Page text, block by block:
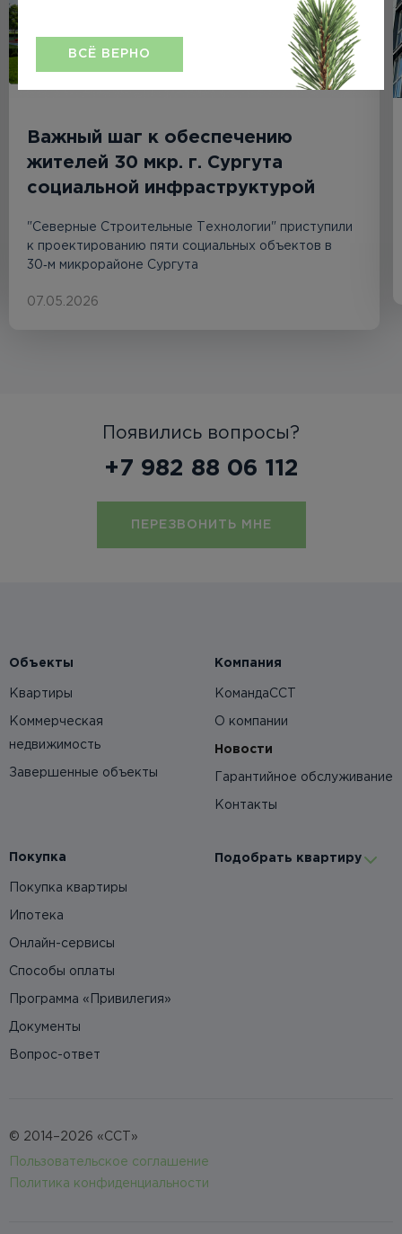
ВСЁ ВЕРНО
Важный шаг к обеспечению
жителей 30 мкр. г. Сургута
социальной инфраструктурой
"Северные Строительные Технологии" приступили
к проектированию пяти социальных объектов в
30‑м микрорайоне Сургута
07.05.2026
Появились вопросы?
+7 982 88 06 112
ПЕРЕЗВОНИТЬ МНЕ
Объекты
Квартиры
Коммерческая
недвижимость
Завершенные объекты
Компания
КомандаССТ
О компании
Новости
Гарантийное обслуживание
Контакты
Покупка
Покупка квартиры
Ипотека
Онлайн-сервисы
Способы оплаты
Программа «Привилегия»
Документы
Вопрос-ответ
Подобрать квартиру
© 2014–2026 «ССТ»
Пользовательское соглашение
Политика конфиденциальности